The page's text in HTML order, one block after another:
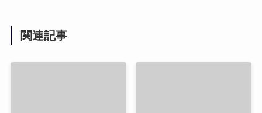
関連記事